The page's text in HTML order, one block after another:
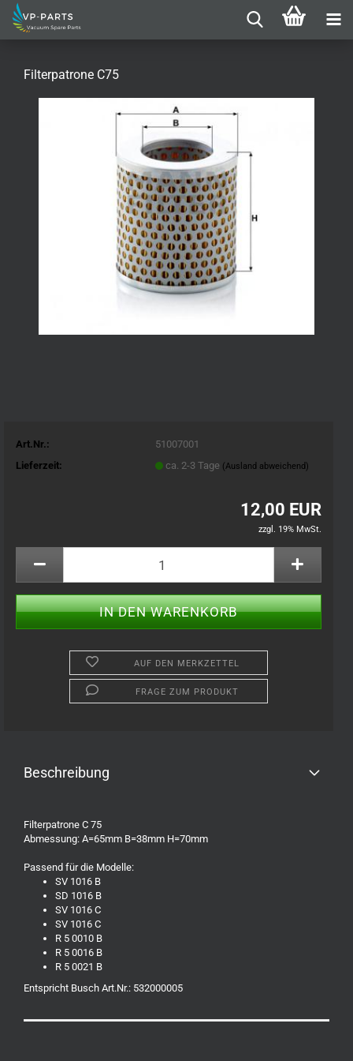
Filterpatrone C75
Art.Nr.:
51007001
Lieferzeit:
ca. 2-3 Tage (Ausland abweichend)
12,00 EUR
zzgl. 19% MwSt.
AUF DEN MERKZETTEL
FRAGE ZUM PRODUKT
Beschreibung
Filterpatrone C 75
Abmessung: A=65mm B=38mm H=70mm
Passend für die Modelle:
SV 1016 B
SD 1016 B
SV 1016 C
SV 1016 C
R 5 0010 B
R 5 0016 B
R 5 0021 B
Entspricht Busch Art.Nr.: 532000005